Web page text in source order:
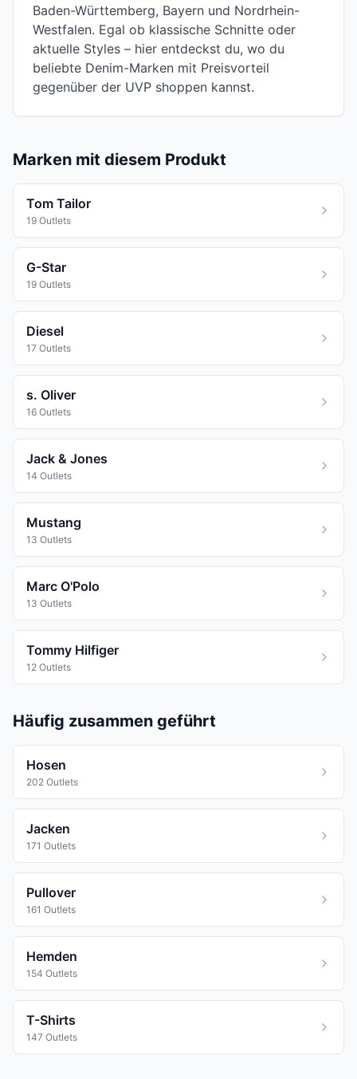
Baden-Württemberg, Bayern und Nordrhein-
Westfalen. Egal ob klassische Schnitte oder
aktuelle Styles – hier entdeckst du, wo du
beliebte Denim-Marken mit Preisvorteil
gegenüber der UVP shoppen kannst.
Marken mit diesem Produkt
Tom Tailor
19 Outlets
G-Star
19 Outlets
Diesel
17 Outlets
s. Oliver
16 Outlets
Jack & Jones
14 Outlets
Mustang
13 Outlets
Marc O'Polo
13 Outlets
Tommy Hilfiger
12 Outlets
Häufig zusammen geführt
Hosen
202 Outlets
Jacken
171 Outlets
Pullover
161 Outlets
Hemden
154 Outlets
T-Shirts
147 Outlets